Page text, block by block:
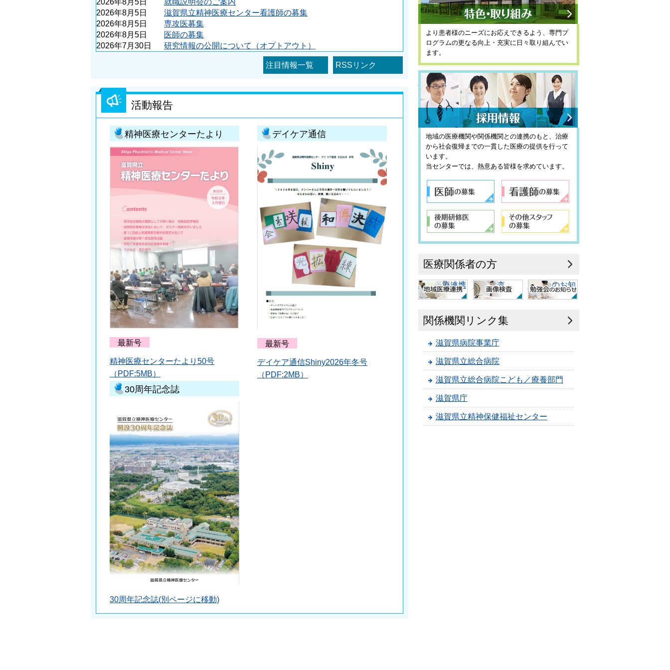
医
療
セ
ー
2026年8月5日
就職説明会のご案内
2026年8月5日
滋賀県立精神医療センター看護師の募集
2026年8月5日
専攻医募集
2026年8月5日
医師の募集
2026年7月30日
研究情報の公開について（オプトアウト）
RSSリンク
注目情報一覧
活動報告
精神医療センターたより
最新号
精神医療センターたより50号
（PDF:5MB）
デイケア通信
最新号
デイケア通信Shiny2026年冬号
（PDF:2MB）
30周年記念誌
30周年記念誌(別ページに移動)
より患者様のニーズにお応えできるよう、専門プ
ログラムの更なる向上・充実に日々取り組んでい
ます。
採用情報
地域の医療機関や関係機関との連携のもと、治療
から社会復帰までの一貫した医療の提供を行って
います。
当センターでは、熱意ある皆様を求めています。
後期研修医の募集 その他スタッフの募集
医療関係者の方
地域医療連携 画像検査
勉強会のお知
らせ
関係機関リンク集
滋賀県病院事業庁
滋賀県立総合病院
滋賀県立総合病院こども／療養部門
滋賀県庁
滋賀県立精神保健福祉センター